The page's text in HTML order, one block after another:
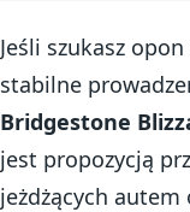
Jeśli szukasz
stabilne
Bridgestone
jest propozycją
jeżdżących